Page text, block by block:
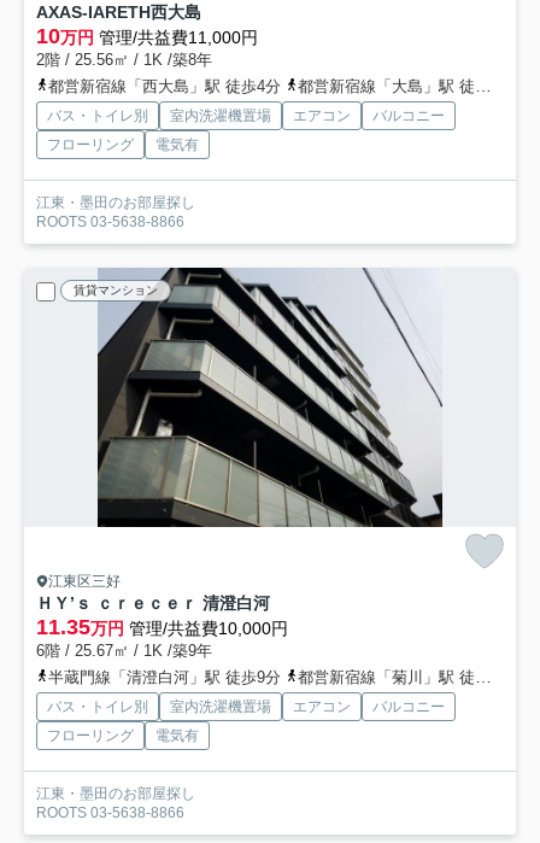
AXAS-IARETH西大島
10万円 管理/共益費11,000円
2階 / 25.56㎡ / 1K /築8年
都営新宿線「西大島」駅 徒歩4分
都営新宿線「大島」駅 徒歩10分
バス・トイレ別 室内洗濯機置場 エアコン
バルコニー
フローリング
電気有
江東・墨田のお部屋探し
ROOTS 03-5638-8866
賃貸マンション
江東区三好
ＨＹ’ｓ ｃｒｅｃｅｒ 清澄白河
11.35万円 管理/共益費10,000円
6階 / 25.67㎡ / 1K /築9年
半蔵門線「清澄白河」駅 徒歩9分
都営新宿線「菊川」駅 徒歩12分
バス・トイレ別 室内洗濯機置場 エアコン
バルコニー
フローリング
電気有
江東・墨田のお部屋探し
ROOTS 03-5638-8866